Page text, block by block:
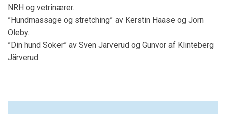
NRH og vetrinærer.
”Hundmassage og stretching” av Kerstin Haase og Jörn
Oleby.
”Din hund Söker” av Sven Järverud og Gunvor af Klinteberg
Järverud.